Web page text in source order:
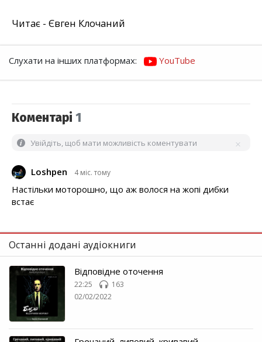
Читає - Євген Клочаний
Слухати на інших платформах: YouTube
Коментарі 1
Увійдіть, щоб мати можливість коментувати
Loshpen 4 міс. тому
Настільки моторошно, що аж волося на жопі дибки
встає
Останні додані аудіокниги
Відповідне оточення
22:25
163
02/02/2022